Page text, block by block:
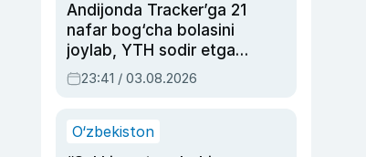
Andijonda Tracker’ga 21
nafar bog‘cha bolasini
joylab, YTH sodir etgan
ayolga sud hukmi o‘qildi
23:41 / 03.08.2026
O‘zbekiston